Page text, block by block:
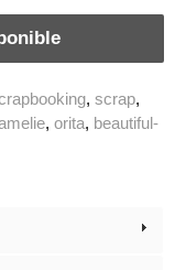
scrap
orita beautiful-